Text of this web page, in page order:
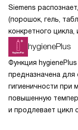
Siemens
(порошок, гель,
конкретного цикла,
химические
и своевременно
hygienePlus
Функция
предназначена для
гигиеничности при
повышенную
и продлевает цикл